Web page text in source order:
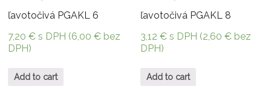
ľavotočivá PGAKL 6
7,20€ s DPH (6,00€ bez
DPH)
Add to cart
ľavotočivá PGAKL 8
3,12€ s DPH (2,60€ bez
DPH)
Add to cart